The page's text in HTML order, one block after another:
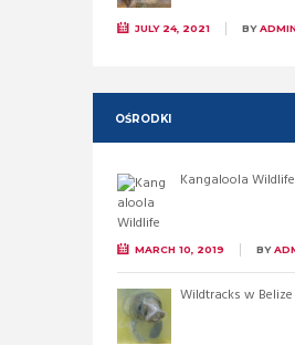
JULY 24, 2021 BY
OŚRODKI
Kangaloola
MARCH 10, 2019 BY
Wildtracks w Belize